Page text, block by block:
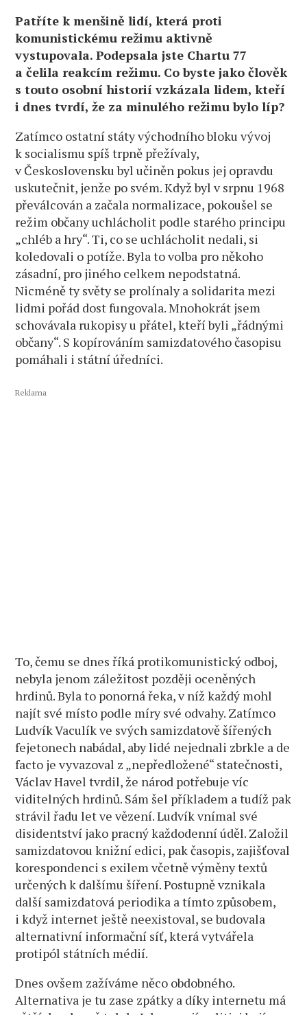
Patříte k menšině lidí, která proti
komunistickému režimu aktivně
vystupovala. Podepsala jste Chartu 77
a čelila reakcím režimu. Co byste jako člověk
s touto osobní historií vzkázala lidem, kteří
i dnes tvrdí, že za minulého režimu bylo líp?
Zatímco ostatní státy východního bloku vývoj
k socialismu spíš trpně přežívaly,
v Československu byl učiněn pokus jej opravdu
uskutečnit, jenže po svém. Když byl v srpnu 1968
převálcován a začala normalizace, pokoušel se
režim občany uchlácholit podle starého principu
„chléb a hry“. Ti, co se uchlácholit nedali, si
koledovali o potíže. Byla to volba pro někoho
zásadní, pro jiného celkem nepodstatná.
Nicméně ty světy se prolínaly a solidarita mezi
lidmi pořád dost fungovala. Mnohokrát jsem
schovávala rukopisy u přátel, kteří byli „řádnými
občany“. S kopírováním samizdatového časopisu
pomáhali i státní úředníci.
Reklama
To, čemu se dnes říká protikomunistický odboj,
nebyla jenom záležitost později oceněných
hrdinů. Byla to ponorná řeka, v níž každý mohl
najít své místo podle míry své odvahy. Zatímco
Ludvík Vaculík ve svých samizdatově šířených
fejetonech nabádal, aby lidé nejednali zbrkle a de
facto je vyvazoval z „nepředložené“ statečnosti,
Václav Havel tvrdil, že národ potřebuje víc
viditelných hrdinů. Sám šel příkladem a tudíž pak
strávil řadu let ve vězení. Ludvík vnímal své
disidentství jako pracný každodenní úděl. Založil
samizdatovou knižní edici, pak časopis, zajišťoval
korespondenci s exilem včetně výměny textů
určených k dalšímu šíření. Postupně vznikala
další samizdatová periodika a tímto způsobem,
i když internet ještě neexistoval, se budovala
alternativní informační síť, která vytvářela
protipól státních médií.
Dnes ovšem zažíváme něco obdobného.
Alternativa je tu zase zpátky a díky internetu má